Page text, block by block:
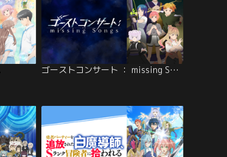
ゴーストコンサート ： missing Songs